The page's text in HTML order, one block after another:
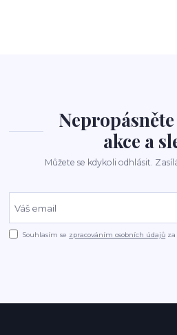
akce a
Můžete se kdykoli odhlásit.
Souhlasím se zpracováním osobních údajů